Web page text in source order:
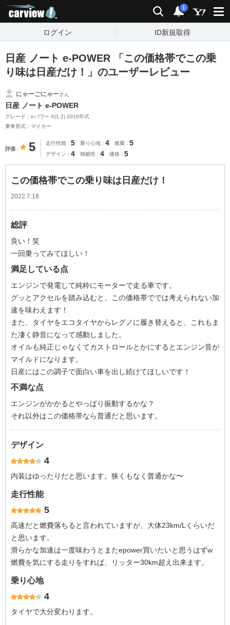
検索 通知
i
ログイン ID新規取得
日産 ノート e-POWER 「この価格帯でこの乗
り味は日産だけ！」のユーザーレビュー
にゃーごにゃーさん
日産 ノート e-POWER
グレード：eパワー X(1.2) 2016年式
乗車形式：マイカー
評価 5 走行性能 5 乗り心地 4 燃費 5
デザイン 4 積載性 4 価格 5
この価格帯でこの乗り味は日産だけ！
2022.7.18
総評
良い！笑
一回乗ってみてほしい！
満足している点
エンジンで発電して純粋にモーターで走る車です。
グッとアクセルを踏み込むと、この価格帯ででは考えられない加
速を味わえます！
また、タイヤをエコタイヤからレグノに履き替えると、これもま
た凄く静音になって感動しました。
オイルも純正じゃなくてカストロールとかにするとエンジン音が
マイルドになります。
日産にはこの調子で面白い車を出し続けてほしいです！
不満な点
エンジンがかかるとやっぱり振動するかな？
それ以外はこの価格帯なら普通だと思います。
デザイン
4
内装はゆったりだと思います。狭くもなく普通かな〜
走行性能
5
高速だと燃費落ちると言われていますが、大体23km/Lくらいだ
と思います。
滑らかな加速は一度味わうとまたepower買いたいと思うはずw
燃費を気にする走りをすれば、リッター30km超え出来ます。
乗り心地
4
タイヤで大分変わります。